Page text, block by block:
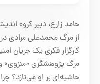
حامد زارع، دبیر گروه
از مرگ محمدعلی مرادی
کارگزار فکری یک جریان‌
مرگ پژوهشگری «منزوی»
حاشیه‌ای بر او می‌تازد؟